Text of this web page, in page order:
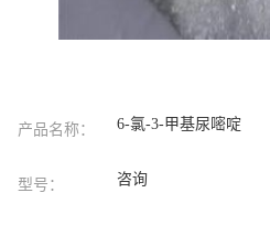
产品名称： 6-氯-3-甲基尿嘧啶
型号： 咨询